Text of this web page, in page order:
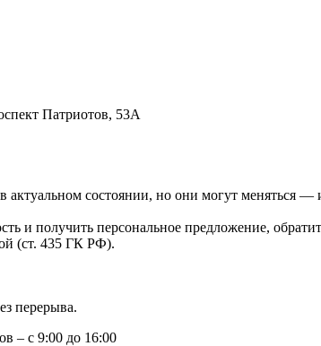
Патриотов, 53А
состоянии, но они могут меняться —
и получить персональное предложение,
(ст. 435 ГК РФ).
перерыва.
– с 9:00 до 16:00